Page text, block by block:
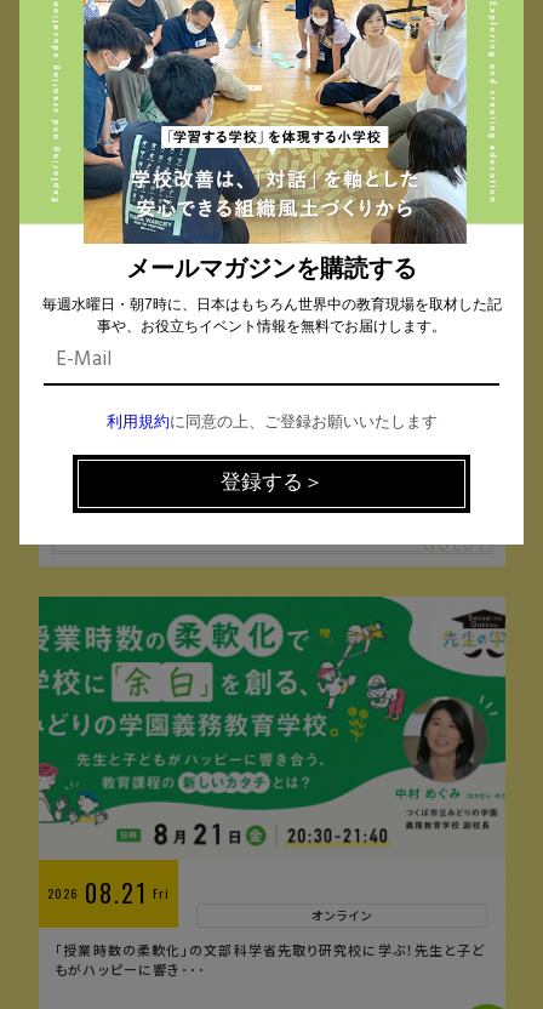
08.07
の一歩 〜金融教･･･
社会的金融教育家・著書『きみのお金は誰のため』『お金の不安とい
2026 08.21 Fri
オンライン
「授業時数の柔軟化」の文部科学省先取り研究校に学ぶ！先生と子ど
もがハッピーに響き･･･
メールマガジンを購読する
毎週水曜日・朝7時に、日本はもちろん世界中の教育現場を取材した記
事や、お役立ちイベント情報を無料でお届けします。
利用規約に同意の上、ご登録お願いいたします